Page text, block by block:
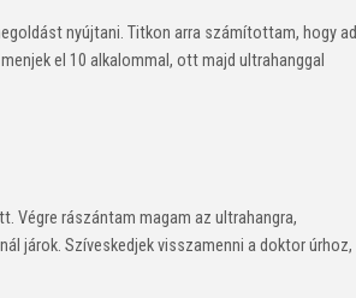
nyújtani. Titkon arra számítottam, hogy ad
el 10 alkalommal, ott majd ultrahanggal
Végre rászántam magam az ultrahangra,
járok. Szíveskedjek visszamenni a doktor úrhoz,